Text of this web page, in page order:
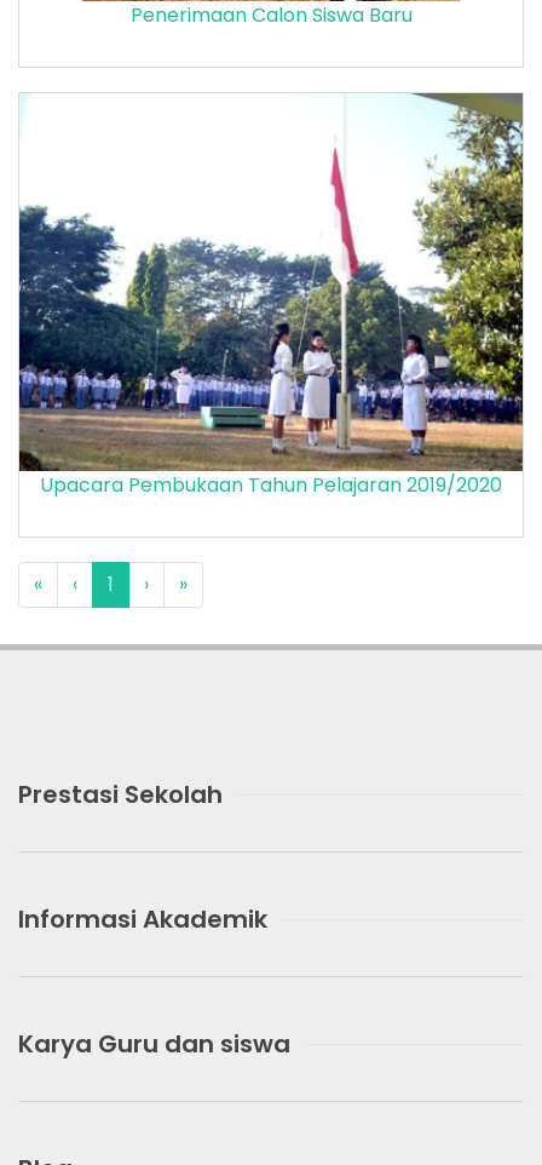
Penerimaan Calon Siswa Baru
Upacara Pembukaan Tahun Pelajaran 2019/2020
« ‹ 1 › »
Prestasi Sekolah
Informasi Akademik
Karya Guru dan siswa